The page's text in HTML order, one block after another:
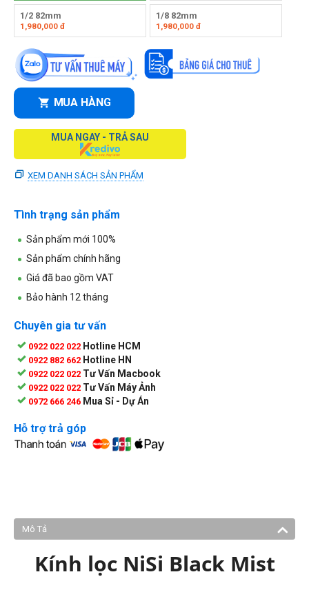
1/2 82mm
1,980,000 đ
1/8 82mm
1,980,000đ
MUA HÀNG
MUA NGAY - TRẢ SAU
XEM DANH SÁCH SẢN PHẨM
Tình trạng sản phẩm
Sản phẩm mới 100%
Sản phẩm chính hãng
Giá đã bao gồm VAT
Bảo hành 12 tháng
Chuyên gia tư vấn
0922 022 022 Hotline HCM
0922 882 662 Hotline HN
0922 022 022 Tư Vấn Macbook
0922 022 022 Tư Vấn Máy Ảnh
0972 666 246 Mua Sỉ - Dự Án
Hỗ trợ trả góp
Mô Tả
Kính lọc NiSi Black Mist